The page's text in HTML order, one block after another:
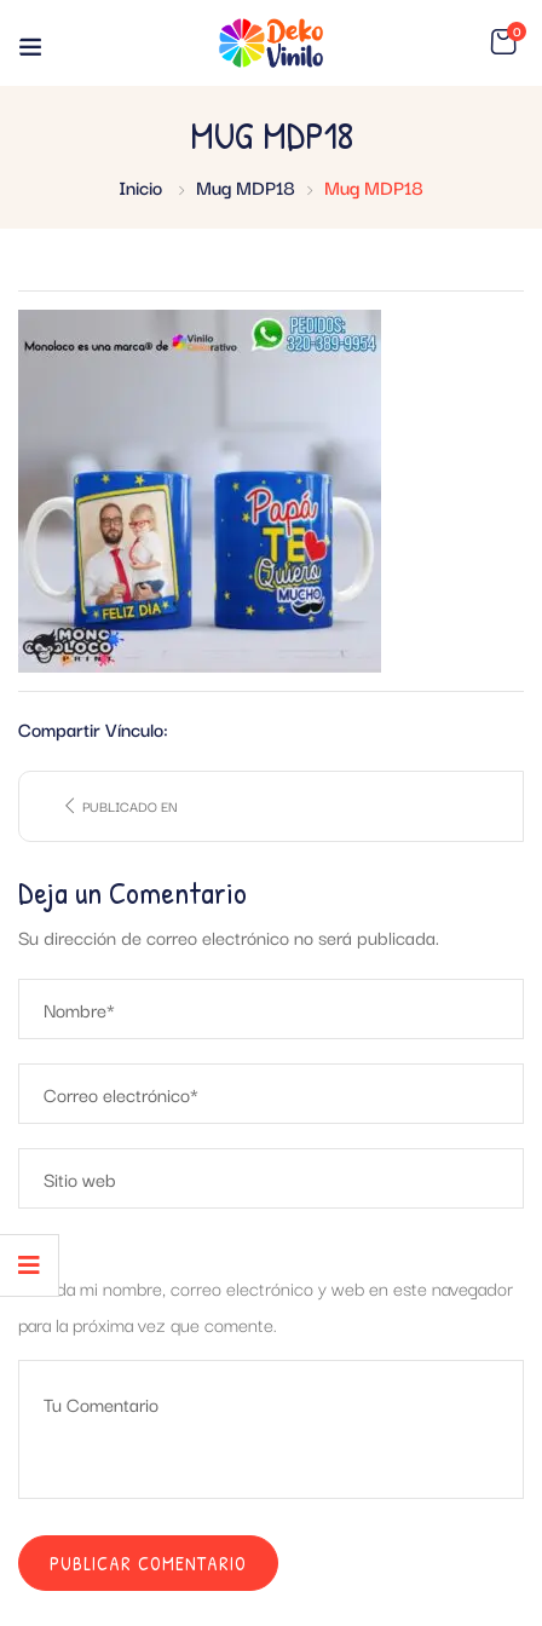
0
MUG MDP18
Inicio Mug MDP18 Mug MDP18
Compartir Vínculo:
PUBLICADO EN
Deja un Comentario
Su dirección de correo electrónico no será publicada.
Guarda mi nombre, correo electrónico y web en este navegador
para la próxima vez que comente.